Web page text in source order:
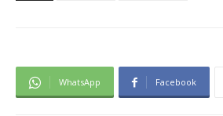
WhatsApp Facebook